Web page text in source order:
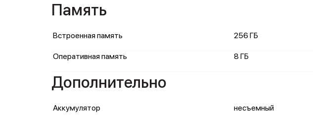
Память
Встроенная память 256 ГБ
Оперативная память 8 ГБ
Дополнительно
Аккумулятор несъемный